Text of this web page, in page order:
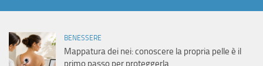
BENESSERE
Mappatura dei nei: conoscere la propria pelle è il
primo passo per proteggerla